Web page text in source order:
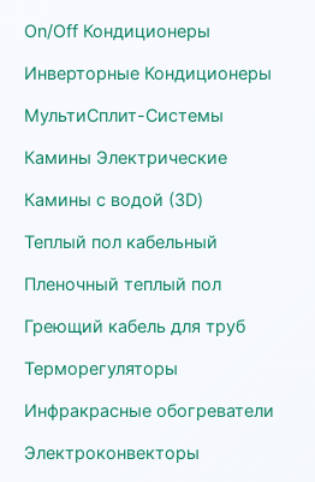
On/Off Кондиционеры
Инверторные Кондиционеры
МультиСплит-Системы
Камины Электрические
Камины с водой (3D)
Теплый пол кабельный
Пленочный теплый пол
Греющий кабель для труб
Терморегуляторы
Инфракрасные обогреватели
Электроконвекторы